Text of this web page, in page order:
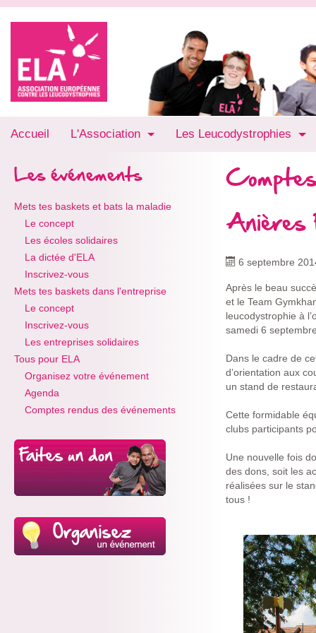
Accueil L'Association Les Leucodystrophies
Les événements
Mets tes baskets et bats la maladie
Le concept
Les écoles solidaires
La dictée d'ELA
Inscrivez-vous
Mets tes baskets dans l'entreprise
Le concept
Inscrivez-vous
Les entreprises solidaires
Tous pour ELA
Organisez votre événement
Agenda
Comptes rendus des événements
Anières
6 septembre
Après le beau
et le Team
leucodystrophie à
samedi 6
Dans le cadre de
d’orientation aux
un stand de
Cette formidable
clubs participants
Une nouvelle fois
des dons, soit les
réalisées sur le
tous !